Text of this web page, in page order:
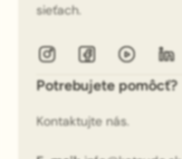
sieťach.
Potrebujete pomôcť?
Kontaktujte nás.